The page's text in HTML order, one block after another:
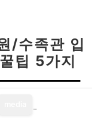
/수족관 입
팁 5가지